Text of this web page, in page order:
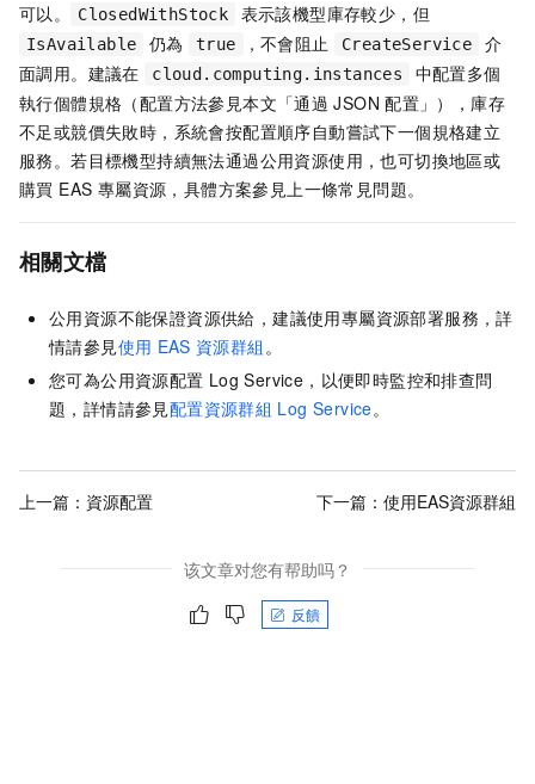
可以。 ClosedWithStock 表示該機型庫存較少，但
IsAvailable 仍為 true ，不會阻止 CreateService
介
面調用。建議在
cloud.computing.instances
中配置多個
執行個體規格（配置方法參見本文「通過 JSON 配置」），庫存
不足或競價失敗時，系統會按配置順序自動嘗試下一個規格建立
服務。若目標機型持續無法通過公用資源使用，也可切換地區或
購買 EAS 專屬資源，具體方案參見上一條常見問題。
相關文檔
公用資源不能保證資源供給，建議使用專屬資源部署服務，詳
情請參見使用 EAS 資源群組 。
您可為公用資源配置 Log Service，以便即時監控和排查問
題，詳情請參見配置資源群組 Log Service。
上一篇： 資源配置 下一篇： 使用EAS資源群組
该文章对您有帮助吗？
反饋